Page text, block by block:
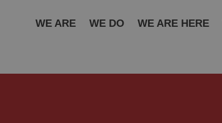
WE ARE WE DO WE ARE HERE